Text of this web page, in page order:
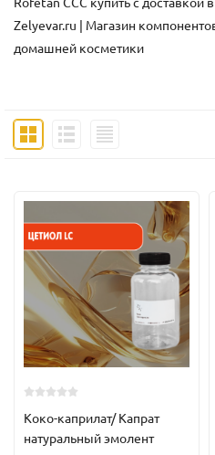
Zelyevar.ru | Магазин
домашней косметики
Коко-каприлат/ Капрат
натуральный эмолент